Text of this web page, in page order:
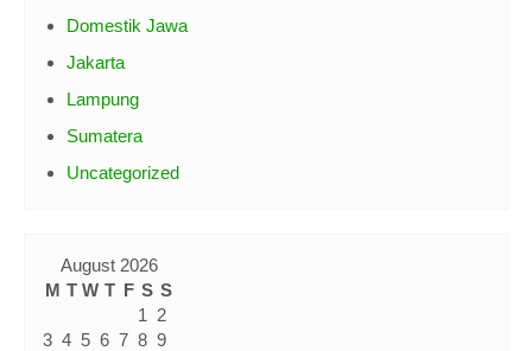
Domestik Jawa
Jakarta
Lampung
Sumatera
Uncategorized
August 2026
M T W T F S S
1
2
3 4 5 6 7 8 9